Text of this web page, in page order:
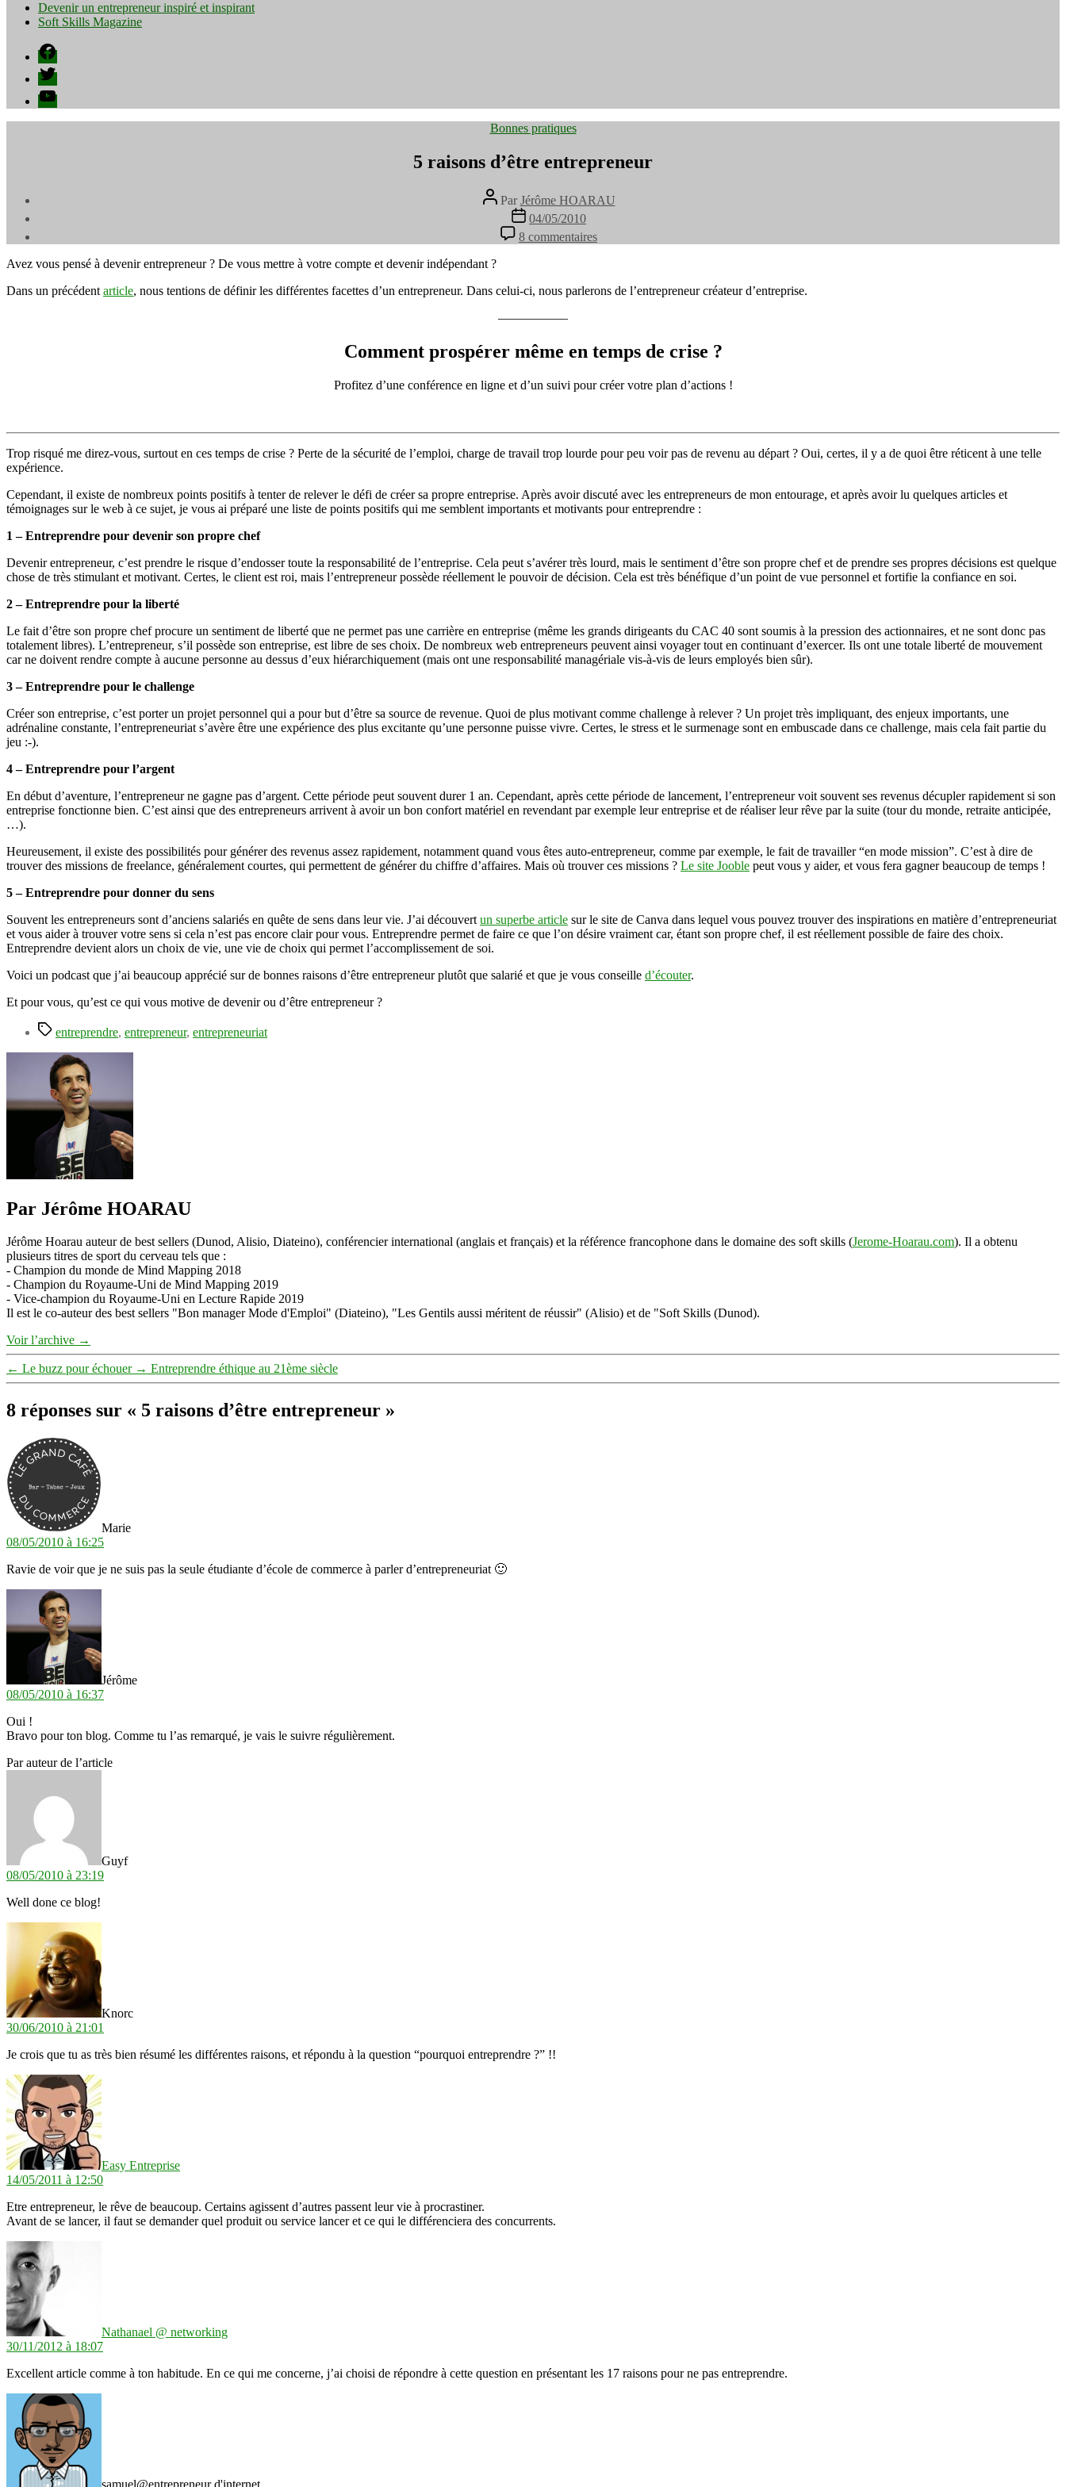
Devenir un entrepreneur inspiré et inspirant
Soft Skills Magazine
Facebook
Twitter
YouTube
Catégories
Bonnes pratiques
5 raisons d’être entrepreneur
Auteur
de
l’article
Par Jérôme HOARAU
Date
de
l’article
04/05/2010
8 commentaires
5
entrepreneur
Avez vous pensé à devenir entrepreneur ? De vous mettre à votre compte et devenir indépendant ?
Dans un précédent article, nous tentions de définir les différentes facettes d’un entrepreneur. Dans celui-ci, nous parlerons de l’entrepreneur créateur d’entreprise.
—————–
Comment prospérer même en temps de crise ?
Profitez d’une conférence en ligne et d’un suivi pour créer votre plan d’actions !
Trop risqué me direz-vous, surtout en ces temps de crise ? Perte de la sécurité de l’emploi, charge de travail trop lourde pour peu voir pas de revenu au départ ? Oui, certes, il y a de quoi être réticent à une telle
expérience.
Cependant, il existe de nombreux points positifs à tenter de relever le défi de créer sa propre entreprise. Après avoir discuté avec les entrepreneurs de mon entourage, et après avoir lu quelques articles et
témoignages sur le web à ce sujet, je vous ai préparé une liste de points positifs qui me semblent importants et motivants pour entreprendre :
1 – Entreprendre pour devenir son propre chef
Devenir entrepreneur, c’est prendre le risque d’endosser toute la responsabilité de l’entreprise. Cela peut s’avérer très lourd, mais le sentiment d’être son propre chef et de prendre ses propres décisions est quelque
chose de très stimulant et motivant. Certes, le client est roi, mais l’entrepreneur possède réellement le pouvoir de décision. Cela est très bénéfique d’un point de vue personnel et fortifie la confiance en soi.
2 – Entreprendre pour la liberté
Le fait d’être son propre chef procure un sentiment de liberté que ne permet pas une carrière en entreprise (même les grands dirigeants du CAC 40 sont soumis à la pression des actionnaires, et ne sont donc pas
totalement libres). L’entrepreneur, s’il possède son entreprise, est libre de ses choix. De nombreux web entrepreneurs peuvent ainsi voyager tout en continuant d’exercer. Ils ont une totale liberté de mouvement
car ne doivent rendre compte à aucune personne au dessus d’eux hiérarchiquement (mais ont une responsabilité managériale vis-à-vis de leurs employés bien sûr).
3 – Entreprendre pour le challenge
Créer son entreprise, c’est porter un projet personnel qui a pour but d’être sa source de revenue. Quoi de plus motivant comme challenge à relever ? Un projet très impliquant, des enjeux importants, une
adrénaline constante, l’entrepreneuriat s’avère être une expérience des plus excitante qu’une personne puisse vivre. Certes, le stress et le surmenage sont en embuscade dans ce challenge, mais cela fait partie du
jeu :-).
4 – Entreprendre pour l’argent
En début d’aventure, l’entrepreneur ne gagne pas d’argent. Cette période peut souvent durer 1 an. Cependant, après cette période de lancement, l’entrepreneur voit souvent ses revenus décupler rapidement si son
entreprise fonctionne bien. C’est ainsi que des entrepreneurs arrivent à avoir un bon confort matériel en revendant par exemple leur entreprise et de réaliser leur rêve par la suite (tour du monde, retraite anticipée,
…).
Heureusement, il existe des possibilités pour générer des revenus assez rapidement, notamment quand vous êtes auto-entrepreneur, comme par exemple, le fait de travailler “en mode mission”. C’est à dire de
trouver des missions de freelance, généralement courtes, qui permettent de générer du chiffre d’affaires. Mais où trouver ces missions ? Le site Jooble peut vous y aider, et vous fera gagner beaucoup de temps !
5 – Entreprendre pour donner du sens
Souvent les entrepreneurs sont d’anciens salariés en quête de sens dans leur vie. J’ai découvert un superbe article sur le site de Canva dans lequel vous pouvez trouver des inspirations en matière d’entrepreneuriat
et vous aider à trouver votre sens si cela n’est pas encore clair pour vous. Entreprendre permet de faire ce que l’on désire vraiment car, étant son propre chef, il est réellement possible de faire des choix.
Entreprendre devient alors un choix de vie, une vie de choix qui permet l’accomplissement de soi.
Voici un podcast que j’ai beaucoup apprécié sur de bonnes raisons d’être entrepreneur plutôt que salarié et que je vous conseille d’écouter.
Et pour vous, qu’est ce qui vous motive de devenir ou d’être entrepreneur ?
Étiquettes
entreprendre, entrepreneur, entrepreneuriat
Par Jérôme HOARAU
Jérôme Hoarau auteur de best sellers (Dunod, Alisio, Diateino), conférencier international (anglais et français) et la référence francophone dans le domaine des soft skills (Jerome-Hoarau.com). Il a obtenu
plusieurs titres de sport du cerveau tels que :
- Champion du monde de Mind Mapping 2018
- Champion du Royaume-Uni de Mind Mapping 2019
- Vice-champion du Royaume-Uni en Lecture Rapide 2019
Il est le co-auteur des best sellers "Bon manager Mode d'Emploi" (Diateino), "Les Gentils aussi méritent de réussir" (Alisio) et de "Soft Skills (Dunod).
Voir l’archive →
← Le buzz pour échouer → Entreprendre éthique au 21ème siècle
8 réponses sur « 5 raisons d’être entrepreneur »
Marie
08/05/2010 à 16:25
Ravie de voir que je ne suis pas la seule étudiante d’école de commerce à parler d’entrepreneuriat 🙂
Jérôme
08/05/2010 à 16:37
Oui !
Bravo pour ton blog. Comme tu l’as remarqué, je vais le suivre régulièrement.
Par auteur de l’article
Guyf
08/05/2010 à 23:19
Well done ce blog!
Knorc
30/06/2010 à 21:01
Je crois que tu as très bien résumé les différentes raisons, et répondu à la question “pourquoi entreprendre ?” !!
Easy Entreprise
14/05/2011 à 12:50
Etre entrepreneur, le rêve de beaucoup. Certains agissent d’autres passent leur vie à procrastiner.
Avant de se lancer, il faut se demander quel produit ou service lancer et ce qui le différenciera des concurrents.
Nathanael @ networking
30/11/2012 à 18:07
Excellent article comme à ton habitude. En ce qui me concerne, j’ai choisi de répondre à cette question en présentant les 17 raisons pour ne pas entreprendre.